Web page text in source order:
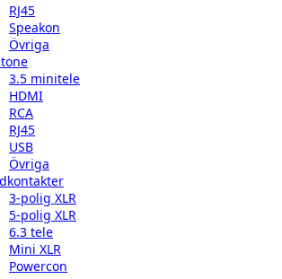
RJ45
Speakon
Övriga
3.5 minitele
HDMI
RCA
RJ45
USB
Övriga
3-polig XLR
5-polig XLR
6.3 tele
Mini XLR
Powercon